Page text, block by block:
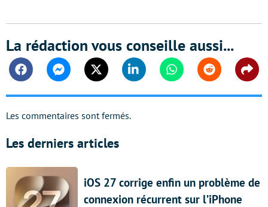
La rédaction vous conseille aussi...
FacebookMessengerTwitter Linkedin WhatsappReddit
Les commentaires sont fermés.
Les derniers articles
iOS 27 corrige enfin un problème de
connexion récurrent sur l’iPhone